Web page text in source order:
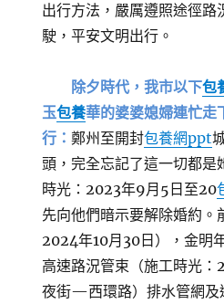
出行方法，嚴厲遵照途徑
駛，平安文明出行。
除夕時代，我市以下包
玉包養華的婆婆媳婦連忙走
行：鄭州至開封包養網ppt
頭，完全忘記了這一切都
時光：2023年9月5日至20
先向他們暗示要解除婚約
2024年10月30日），金明
高速路況管束（施工時光
夜街—西環路）排水管網及